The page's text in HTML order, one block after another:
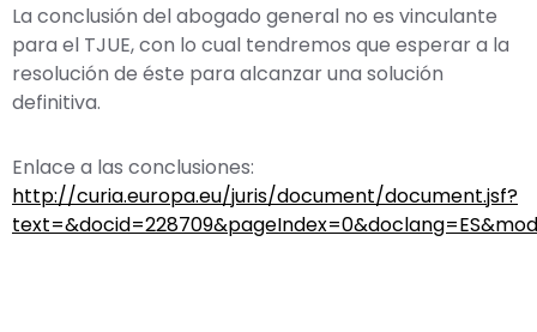
La conclusión del abogado general no es vinculante
para el TJUE, con lo cual tendremos que esperar a la
resolución de éste para alcanzar una solución
definitiva.
Enlace a las conclusiones:
http://curia.europa.eu/juris/document/document.jsf?